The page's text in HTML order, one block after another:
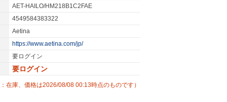
AET-HAILO/HM218B1C2FAE
4549584383322
Aetina
https://www.aetina.com/jp/
要ログイン
要ログイン
：在庫、価格は2026/08/08 00:13時点のものです）